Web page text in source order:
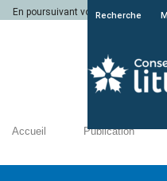
En poursuivant votre navigation
Recherche
Accueil Publication